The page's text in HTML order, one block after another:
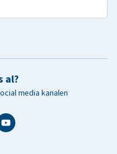
al?
media kanalen